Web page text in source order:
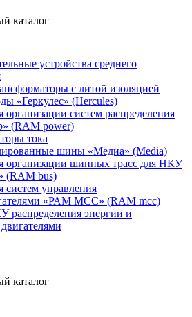
каталог
устройства среднего
с литой изоляцией
«Геркулес» (Hercules)
организации систем распределения
(RAM power)
тока
шины «Медиа» (Media)
организации шинных трасс для НКУ
(RAM bus)
систем управления
«РАМ МСС» (RAM mcc)
распределения энергии и
каталог